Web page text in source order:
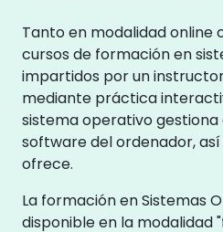
Tanto en modalidad online
cursos de formación en
impartidos por un
mediante práctica
sistema operativo
software del ordenador,
ofrece.
La formación en Sistemas
disponible en la modalidad